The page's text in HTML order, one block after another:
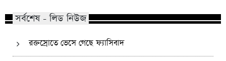
সর্বশেষ - লিড নিউজ
রক্তস্রোতে ভেসে গেছে ফ্যাসিবাদ